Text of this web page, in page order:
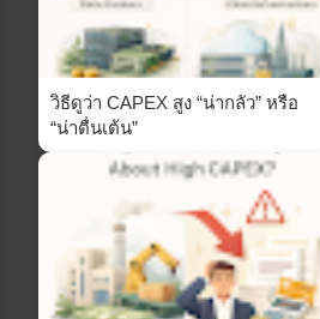
วิธีดูว่า CAPEX สูง “น่ากลัว” หรือ
“น่าตื่นเต้น”